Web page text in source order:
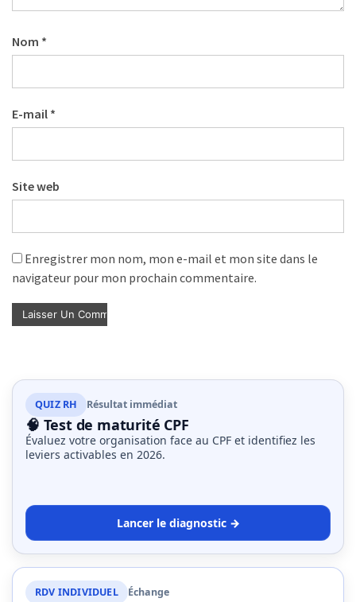
Nom *
E-mail *
Site web
Enregistrer mon nom, mon e-mail et mon site dans le
navigateur pour mon prochain commentaire.
QUIZ RH Résultat immédiat
🧠 Test de maturité CPF
Évaluez votre organisation face au CPF et identifiez les
leviers activables en 2026.
Lancer le diagnostic →
RDV INDIVIDUEL Échange